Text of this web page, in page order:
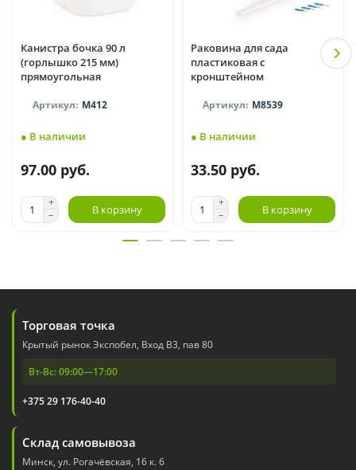
Канистра бочка 90 л
(горлышко 215 мм)
прямоугольная
М412
● В наличии
97.00 руб.
В корзину
Раковина для сада
пластиковая с
кронштейном
М8539
● В наличии
33.50 руб.
В корзину
Торговая точка
Крытый рынок Экспобел, Вход В3, пав 80
Вт-Вс: 09:00—17:00
+375 29 176-40-40
Склад самовывоза
Минск, ул. Рогачёвская, 16 к. 6